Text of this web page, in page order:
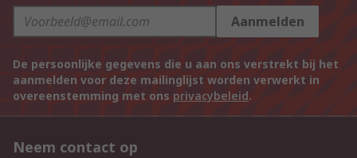
Aanmelden
De persoonlijke gegevens die u aan ons verstrekt bij het
aanmelden voor deze mailinglijst worden verwerkt in
overeenstemming met ons privacybeleid.
Neem contact op